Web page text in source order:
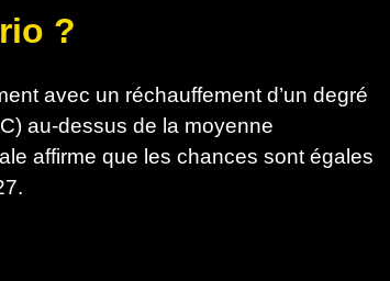
?
avec un réchauffement d’un degré
au-dessus de la moyenne
affirme que les chances sont égales